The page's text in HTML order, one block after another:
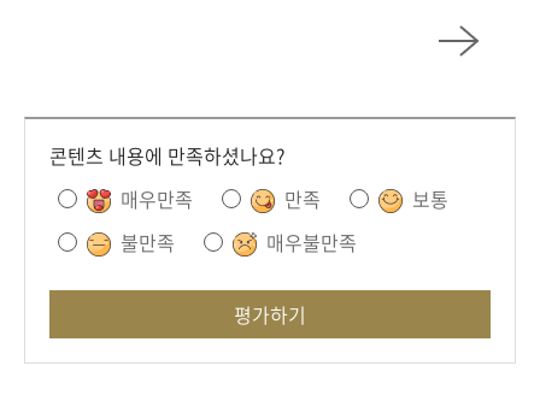
콘텐츠 내용에 만족하셨나요?
매우만족
만족
보통
불만족
매우불만족
평가하기